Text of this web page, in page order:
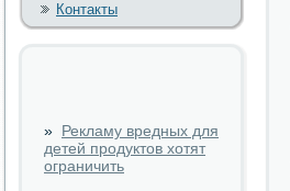
Контакты
» Рекламу вредных для
детей продуктов хотят
ограничить